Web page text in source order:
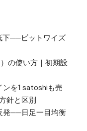
下──ビットワイズ
の使い方｜初期設
を1 satoshiも売
針と区別
発──日足一目均衡